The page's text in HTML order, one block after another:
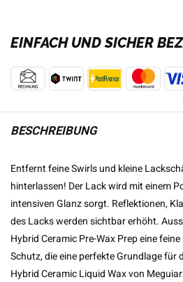
EINFACH UND SICHER
BESCHREIBUNG
Entfernt feine Swirls und kleine
hinterlassen! Der Lack wird mit einem
intensiven Glanz sorgt. Reflektionen,
des Lacks werden sichtbar erhöht.
Hybrid Ceramic Pre-Wax Prep eine
Schutz, die eine perfekte Grundlage für
Hybrid Ceramic Liquid Wax von